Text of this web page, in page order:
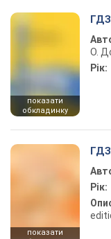
показати
обкладинку
О.
Рік:
показати
Рік: